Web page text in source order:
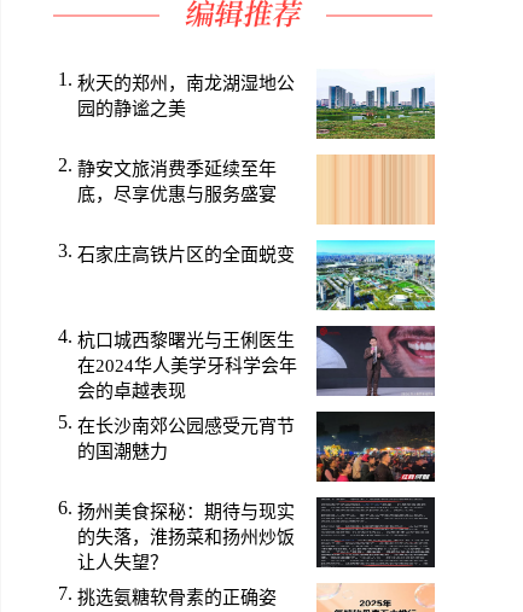
秋天的郑州，南龙湖湿地公
园的静谧之美
静安文旅消费季延续至年
底，尽享优惠与服务盛宴
石家庄高铁片区的全面蜕变
杭口城西黎曙光与王俐医生
在2024华人美学牙科学会年
会的卓越表现
在长沙南郊公园感受元宵节
的国潮魅力
扬州美食探秘：期待与现实
的失落，淮扬菜和扬州炒饭
让人失望？
挑选氨糖软骨素的正确姿